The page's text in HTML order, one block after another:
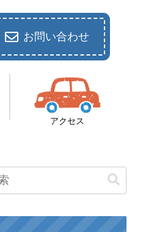
お問い合わせ
アクセス